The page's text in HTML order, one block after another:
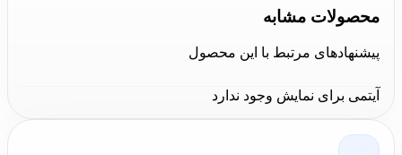
انرژی خود صرفه‌جویی کنید.
جمع بندی کالا عمران
خرید چمن زن برقی مدل K 35 P اولیومک
اطمینان را می‌دهد که از کیفیت و کارایی بالای این محصول
محصولات مشابه
پیشنهادهای مرتبط با این محصول
آیتمی برای نمایش وجود ندارد